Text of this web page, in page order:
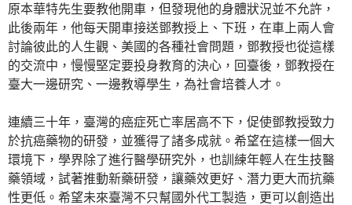
原本華特先生要教他開車，但發現他的身體狀況並不允許，
此後兩年，他每天開車接送鄧教授上、下班，在車上兩人會
討論彼此的人生觀、美國的各種社會問題，鄧教授也從這樣
的交流中，慢慢堅定要投身教育的決心，回臺後，鄧教授在
臺大一邊研究、一邊教導學生，為社會培養人才。
連續三十年，臺灣的癌症死亡率居高不下，促使鄧教授致力
於抗癌藥物的研發，並獲得了諸多成就。希望在這樣一個大
環境下，學界除了進行醫學研究外，也訓練年輕人在生技醫
藥領域，試著推動新藥研發，讓藥效更好、潛力更大而抗藥
性更低。希望未來臺灣不只幫國外代工製造，更可以創造出